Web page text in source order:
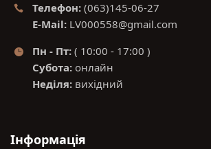
Телефон: (063)145-06-27
E-Mail: LV000558@gmail.com
Пн - Пт: ( 10:00 - 17:00 )
Субота: онлайн
Неділя: вихідний
Інформація